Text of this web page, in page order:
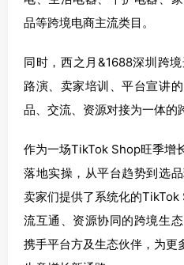
品等跨境电商主流类目。
同时，西之月&1688深圳跨
路演、卖家培训、平台宣讲
品、交流、资源对接为一体的
作为一场TikTok Shop旺季增
落地实操，从平台趋势到选
卖家们提供了系统化的
流互通、资源协同的跨境生
携手平台方及生态伙伴，为